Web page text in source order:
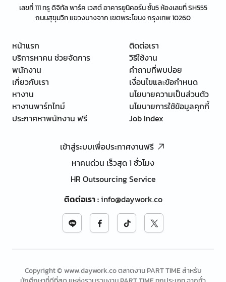
เลขที่ 111 ทรู ดิจิทัล พาร์ค เวสต์ อาคารยูนิคอร์น ชั้น5 ห้องเลขที่ SH555
ถนนสุขุมวิท แขวงบางจาก เขตพระโขนง กรุงเทพ 10260
หน้าแรก
บริการหาคน ช่วยจัดการ
พนักงาน
เกี่ยวกับเรา
หางาน
หางานพาร์ทไทม์
ประกาศหาพนักงาน ฟรี
ติดต่อเรา
วิธีใช้งาน
คำถามที่พบบ่อย
เงื่อนไขและข้อกำหนด
นโยบายความเป็นส่วนตัว
นโยบายการใช้ข้อมูลคุกกี้
Job Index
เข้าสู่ระบบเพื่อประกาศงานฟรี
หาคนด่วน เร็วสุด 1 ชั่วโมง
HR Outsourcing Service
ติดต่อเรา:info@daywork.co
Copyright © www.daywork.co ตลาดงาน PART TIME สำหรับ